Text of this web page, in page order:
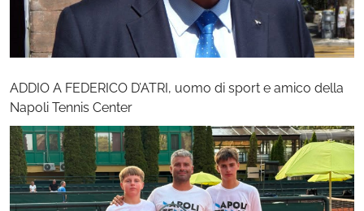
ADDIO A FEDERICO D’ATRI, uomo di sport e amico della
Napoli Tennis Center